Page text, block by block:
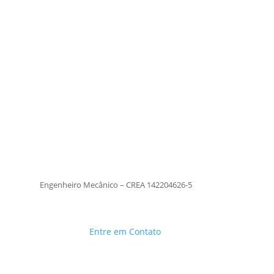
Engenheiro Mecânico – CREA 142204626-5
Entre em Contato